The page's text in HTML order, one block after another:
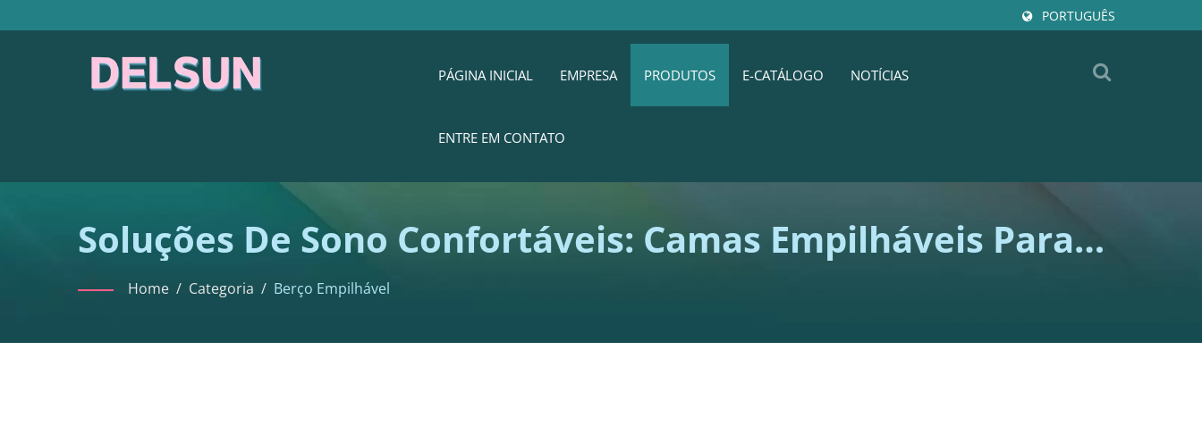
PORTUGUÊS
PÁGINA INICIAL EMPRESA PRODUTOS E-CATÁLOGO NOTÍCIAS
ENTRE EM CONTATO
Soluções De Sono Confortáveis: Camas Empilháveis Para
Crianças
Home / Categoria / Berço Empilhável